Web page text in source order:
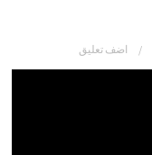
اضف تعليق